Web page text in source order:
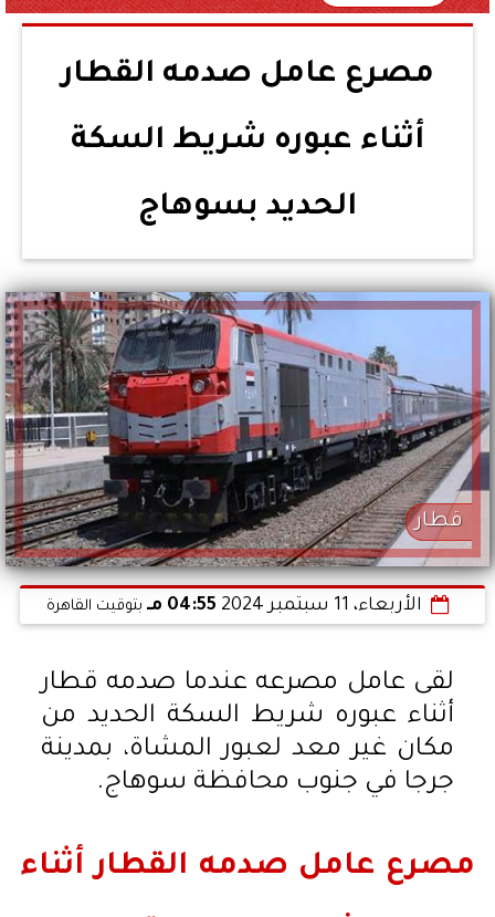
مصرع عامل صدمه القطار
أثناء عبوره شريط السكة
الحديد بسوهاج
قطار
الأربعاء، 11 سبتمبر 2024 04:55 مـ بتوقيت القاهرة
لقى عامل مصرعه عندما صدمه قطار
أثناء عبوره شريط السكة الحديد من
مكان غير معد لعبور المشاة، بمدينة
جرجا في جنوب محافظة سوهاج.
مصرع عامل صدمه القطار أثناء